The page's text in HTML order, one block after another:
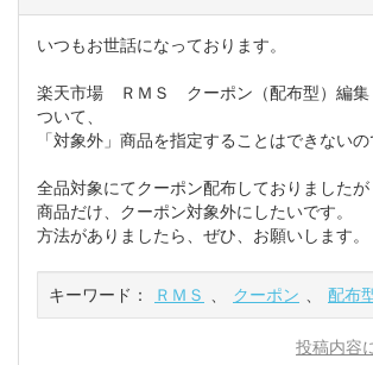
いつもお世話になっております。
楽天市場 ＲＭＳ クーポン（配布型）編
ついて、
「対象外」商品を指定することはできない
全品対象にてクーポン配布しておりました
商品だけ、クーポン対象外にしたいです。
方法がありましたら、ぜひ、お願いします。
キーワード： ＲＭＳ 、 クーポン 、 配布
投稿内容